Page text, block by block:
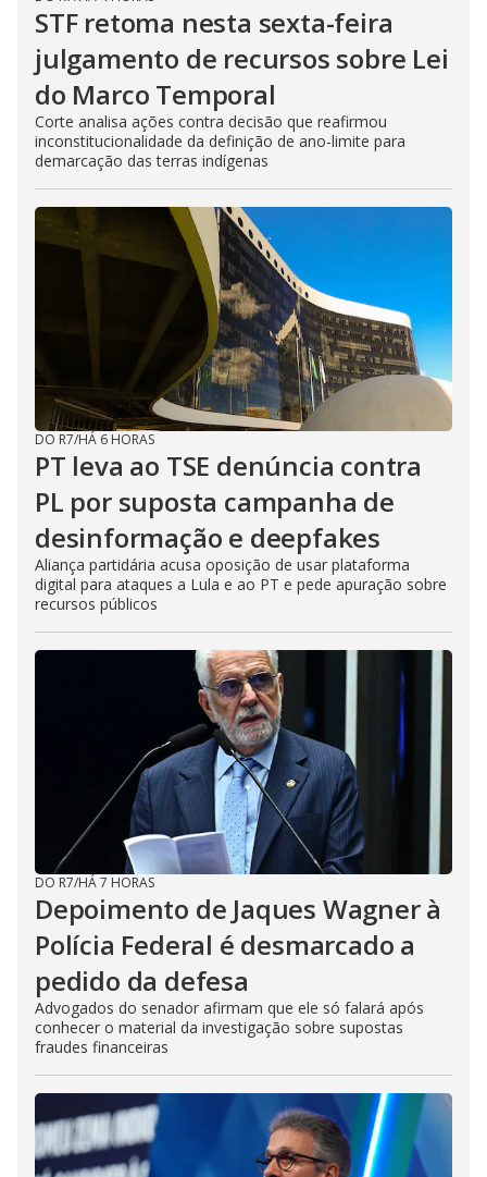
STF retoma nesta sexta-feira
julgamento de recursos sobre Lei
do Marco Temporal
Corte analisa ações contra decisão que reafirmou
inconstitucionalidade da definição de ano-limite para
demarcação das terras indígenas
DO R7/HÁ 6 HORAS
PT leva ao TSE denúncia contra
PL por suposta campanha de
desinformação e deepfakes
Aliança partidária acusa oposição de usar plataforma
digital para ataques a Lula e ao PT e pede apuração sobre
recursos públicos
DO R7/HÁ 7 HORAS
Depoimento de Jaques Wagner à
Polícia Federal é desmarcado a
pedido da defesa
Advogados do senador afirmam que ele só falará após
conhecer o material da investigação sobre supostas
fraudes financeiras